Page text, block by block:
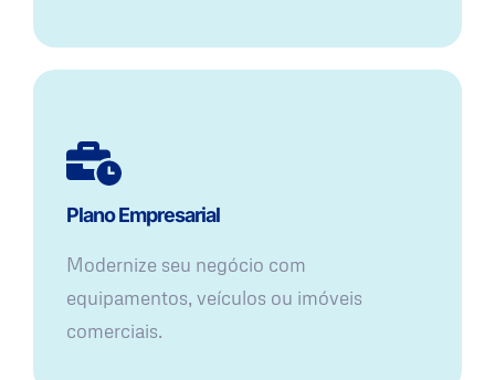
Plano Empresarial
Modernize seu negócio com
equipamentos, veículos ou imóveis
comerciais.